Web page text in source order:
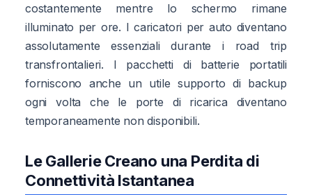
costantemente mentre lo schermo rimane
illuminato per ore. I caricatori per auto diventano
assolutamente essenziali durante i road trip
transfrontalieri. I pacchetti di batterie portatili
forniscono anche un utile supporto di backup
ogni volta che le porte di ricarica diventano
temporaneamente non disponibili.
Le Gallerie Creano una Perdita di
Connettività Istantanea